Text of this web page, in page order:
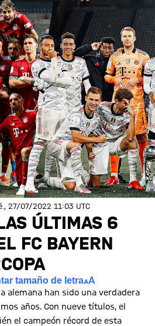
27/07/2022 11:03 UTC
ÚLTIMAS 6
FC BAYERN
tamaño de letra
alemana han sido una verdadera
años. Con nueve títulos, el
el campeón récord de esta